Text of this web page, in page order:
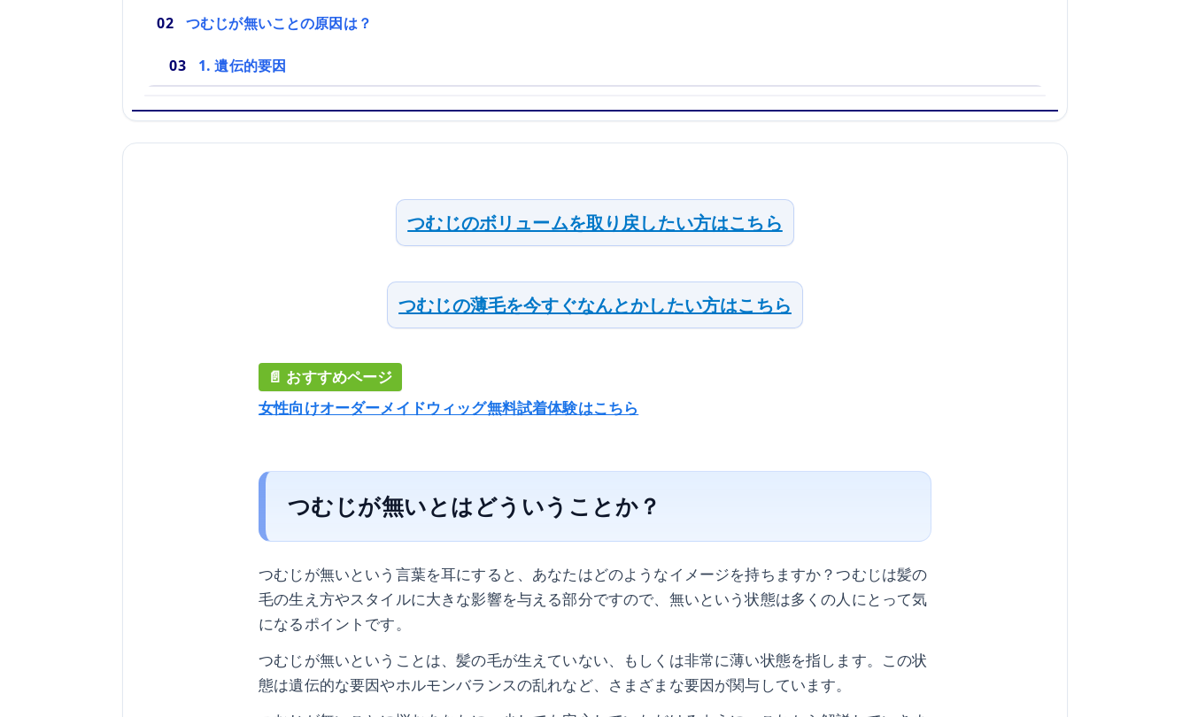
つむじが無いことの原因は？
1. 遺伝的要因
つむじのボリュームを取り戻したい方はこちら
つむじの薄毛を今すぐなんとかしたい方はこちら
女性向けオーダーメイドウィッグ無料試着体験はこちら
つむじが無いとはどういうことか？
つむじが無いという言葉を耳にすると、あなたはどのようなイメージを持ちますか？つむじは髪の
毛の生え方やスタイルに大きな影響を与える部分ですので、無いという状態は多くの人にとって気
になるポイントです。
つむじが無いということは、髪の毛が生えていない、もしくは非常に薄い状態を指します。この状
態は遺伝的な要因やホルモンバランスの乱れなど、さまざまな要因が関与しています。